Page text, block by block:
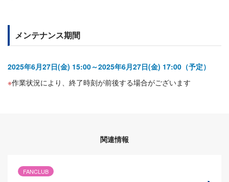
メンテナンス期間
2025年6月27日(金) 15:00～2025年6月27日(金) 17:00（予定）
作業状況により、終了時刻が前後する場合がございます
関連情報
FANCLUB